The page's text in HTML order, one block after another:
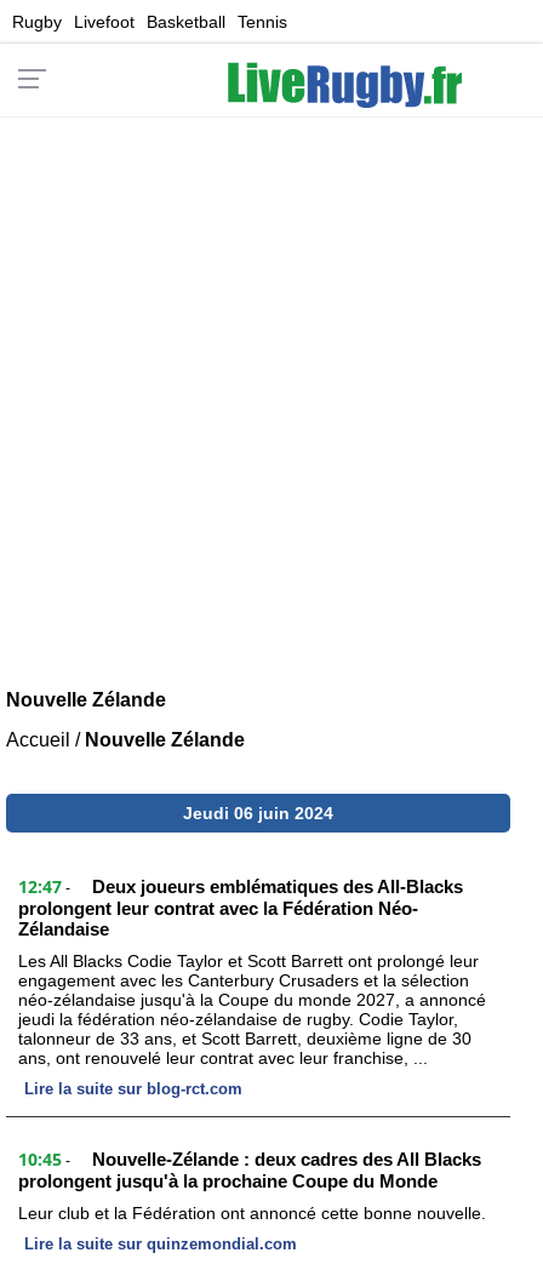
Rugby Livefoot Basketball Tennis
Nouvelle Zélande
Accueil / Nouvelle Zélande
Jeudi 06 juin 2024
12:47 -
Deux joueurs emblématiques des All-Blacks
prolongent leur contrat avec la Fédération Néo-
Zélandaise
Les All Blacks Codie Taylor et Scott Barrett ont prolongé leur
engagement avec les Canterbury Crusaders et la sélection
néo-zélandaise jusqu'à la Coupe du monde 2027, a annoncé
jeudi la fédération néo-zélandaise de rugby. Codie Taylor,
talonneur de 33 ans, et Scott Barrett, deuxième ligne de 30
ans, ont renouvelé leur contrat avec leur franchise, ...
Lire la suite sur blog-rct.com
10:45 -
Nouvelle-Zélande : deux cadres des All Blacks
prolongent jusqu'à la prochaine Coupe du Monde
Leur club et la Fédération ont annoncé cette bonne nouvelle.
Lire la suite sur quinzemondial.com